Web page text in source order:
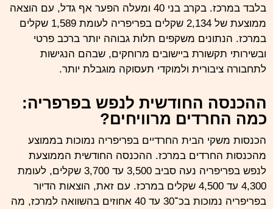
בלבד במרכז. בקרב בני 40 ומעלה הפער אף גדל, עם הוצאה
ממוצעת של 2,134 שקלים בפריפריה לעומת 1,589 שקלים
במרכז. הנתונים משקפים תלות גבוהה יותר ברכב פרטי
ובשירותי תקשורת ביישובים מרוחקים, שבהם הנגישות
לתחבורה ציבורית ולמוקדי תעסוקה מוגבלת יותר.
ההכנסה החודשית לנפש בפרפריה:
כמה החרדים מרוויחים?
הכנסות משקי הבית החרדיים בפריפריה נמוכות בממוצע
מהכנסות החרדים במרכז. ההכנסה החודשית הממוצעת
לנפש בפריפריה נעה סביב 3,500 עד 3,700 שקלים, לעומת
4,300 עד 4,500 שקלים במרכז. עם זאת, הוצאות הדיור
בפריפריה נמוכות בכ־30 עד 40 אחוזים בהשוואה למרכז, מה